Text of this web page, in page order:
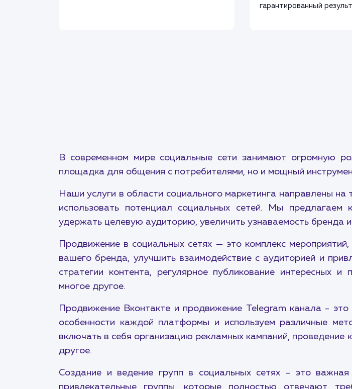
гарантированный
В современном мире социальные сети занимают огромную
площадка для общения с потребителями, но и мощный
Наши услуги в области социального маркетинга направлены
использовать потенциал социальных сетей. Мы
удержать целевую аудиторию, увеличить узнаваемость бренда
Продвижение в социальных сетях — это комплекс
вашего бренда, улучшить взаимодействие с аудиторией и
стратегии контента, регулярное публикование интересных
многое другое.
Продвижение Вконтакте и продвижение Telegram канала -
особенности каждой платформы и используем различные
включать в себя организацию рекламных кампаний, проведение
другое.
Создание и ведение групп в социальных сетях - это
привлекательные группы, которые полностью отвечают